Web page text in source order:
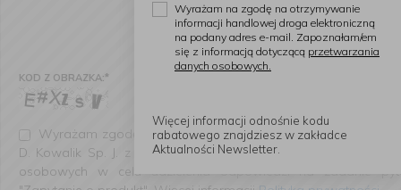
KOD Z OBRAZKA:*
Wyrażam zgodę na przetwarzanie przez Firmę Handlową
D. Kowalik Sp. J. z siedzibą przy ul. Słowiańskiej 22, 64-100
osobowych w celu udzielenia odpowiedzi na zadanie
Wyrażam na zgodę na otrzymywanie
informacji handlowej droga elektroniczną
na podany adres e-mail. Zapoznałam/em
się z informacją dotyczącą przetwarzania
danych osobowych.
Więcej informacji odnośnie kodu
rabatowego znajdziesz w zakładce
Aktualności Newsletter.